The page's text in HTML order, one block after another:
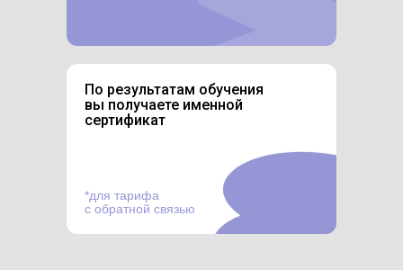
По результатам обучения
вы получаете именной
сертификат
*для тарифа
с обратной связью